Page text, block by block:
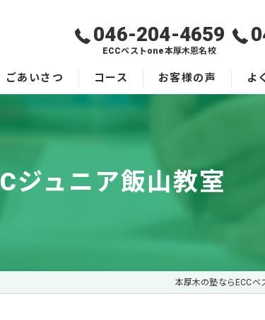
046-204-4659
ECCベストone本厚木恩名校
ごあいさつ コース お客様の声 よ
ジュニア飯山教室
本厚木の塾ならECCベ